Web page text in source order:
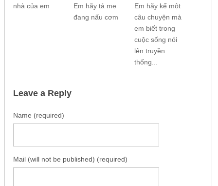
nhà của em
Em hãy tả mẹ
đang nấu cơm
Em hãy kể một
câu chuyện mà
em biết trong
cuộc sống nói
lên truyền
thống...
Leave a Reply
Name (required)
Mail (will not be published) (required)